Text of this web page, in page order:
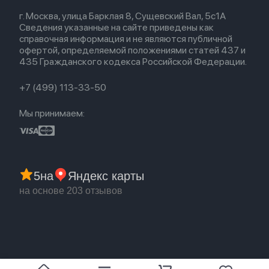
Airpods 2
Airpods (1-е)
Для Apple Watch
Политика конфиденциальности
Оплата и доставка
Партнерская программа
Гарантия
Обмен и возврат
Trade-in
Новые поступления
Популярное
Акции
г. Москва, улица Барклая 8, Сущевский Вал, 5с1А
Сведения указанные на сайте приведены как
справочная информация и не являются публичной
офертой, определяемой положениями статей 437 и
435 Гражданского кодекса Российской Федерации.
+7 (499) 113-33-50
Мы принимаем:
5на Яндекс карты
на основе 203 отзывов